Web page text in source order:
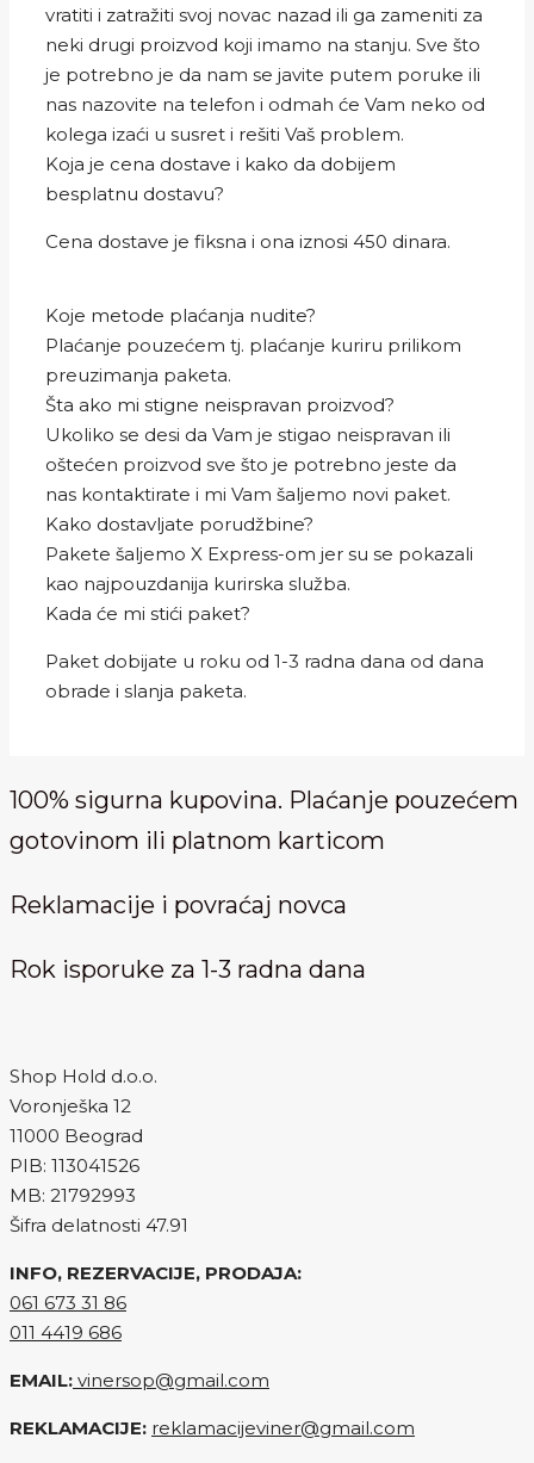
vratiti i zatražiti svoj novac nazad ili ga zameniti za
neki drugi proizvod koji imamo na stanju. Sve što
je potrebno je da nam se javite putem poruke ili
nas nazovite na telefon i odmah će Vam neko od
kolega izaći u susret i rešiti Vaš problem.
Koja je cena dostave i kako da dobijem
besplatnu dostavu?
Cena dostave je fiksna i ona iznosi 450 dinara.
Koje metode plaćanja nudite?
Plaćanje pouzećem tj. plaćanje kuriru prilikom
preuzimanja paketa.
Šta ako mi stigne neispravan proizvod?
Ukoliko se desi da Vam je stigao neispravan ili
oštećen proizvod sve što je potrebno jeste da
nas kontaktirate i mi Vam šaljemo novi paket.
Kako dostavljate porudžbine?
Pakete šaljemo X Express-om jer su se pokazali
kao najpouzdanija kurirska služba.
Kada će mi stići paket?
Paket dobijate u roku od 1-3 radna dana od dana
obrade i slanja paketa.
100% sigurna kupovina. Plaćanje pouzećem
gotovinom ili platnom karticom
Reklamacije i povraćaj novca
Rok isporuke za 1-3 radna dana
Shop Hold d.o.o.
Voronješka 12
11000 Beograd
PIB: 113041526
MB: 21792993
Šifra delatnosti 47.91
INFO, REZERVACIJE, PRODAJA:
061 673 31 86
011 4419 686
EMAIL: vinersop@gmail.com
REKLAMACIJE: reklamacijeviner@gmail.com